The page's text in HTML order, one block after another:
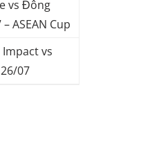
vs Đông
ASEAN Cup
vs
07